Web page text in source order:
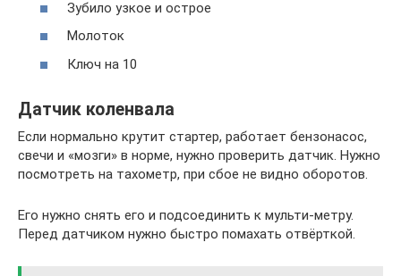
Зубило узкое и острое
Молоток
Ключ на 10
Датчик коленвала
Если нормально крутит стартер, работает бензонасос,
свечи и «мозги» в норме, нужно проверить датчик. Нужно
посмотреть на тахометр, при сбое не видно оборотов.
Его нужно снять его и подсоединить к мульти-метру.
Перед датчиком нужно быстро помахать отвёрткой.